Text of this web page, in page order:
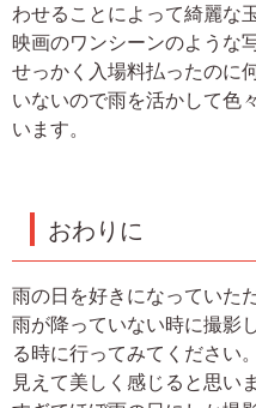
わせることによって綺麗な
映画のワンシーンのような
せっかく入場料払ったのに
いないので雨を活かして色
います。
おわりに
雨の日を好きになっていた
雨が降っていない時に撮影
る時に行ってみてください
見えて美しく感じると思い